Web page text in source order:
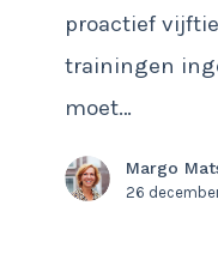
half
leeg?
proactief
trainingen
moet…
Margo
26